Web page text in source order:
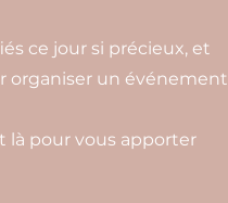
ce jour si précieux, et
organiser un événement
là pour vous apporter